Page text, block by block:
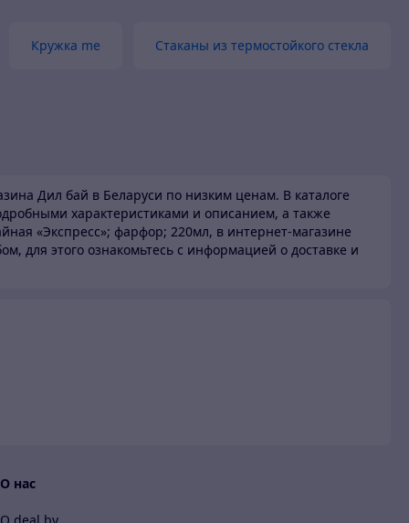
Кружка me Стаканы из термостойкого стекла
Дил бай в Беларуси по низким ценам. В каталоге
характеристиками и описанием, а также
«Экспресс»; фарфор; 220мл, в интернет-магазине
для этого ознакомьтесь с информацией о доставке и
О нас